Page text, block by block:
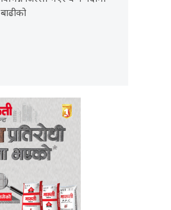
बाढीको